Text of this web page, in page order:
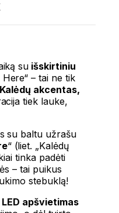
su išskirtiniu
– tai ne tik
akcentas,
tiek lauke,
su baltu užrašu
“ (liet. „Kalėdų
tinka padėti
– tai puikus
stebuklą!
apšvietimas